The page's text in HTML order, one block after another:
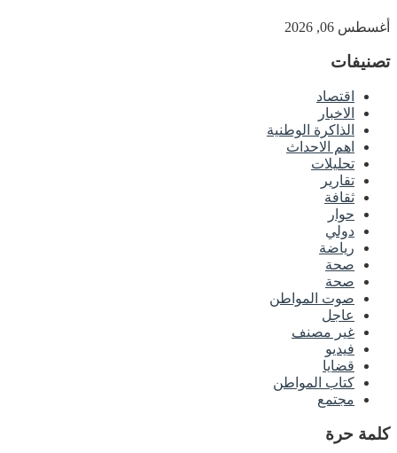
أغسطس 06, 2026
تصنيفات
اقتصاد
الاخبار
الذاكرة الوطنية
اهم الاحداث
تحليلات
تقارير
ثقافة
حوار
دولي
رياضة
صحة
صحة
صوت المواطن
عاجل
غير مصنف
فيديو
قضايا
كتاب المواطن
مجتمع
كلمة حرة